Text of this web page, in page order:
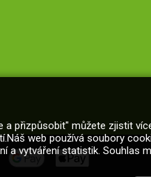
přizpůsobit" můžete zjistit
web používá soubory
vytváření statistik. Souhlas